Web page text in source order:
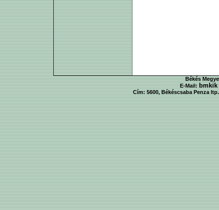
Békés
E-Mail:bmkik
Cím: 5600, Békéscsaba Penza